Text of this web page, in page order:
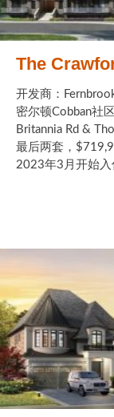
The
开发商：
密尔顿Cobban社区
Britannia Rd &
最后两套，
2023年3月开始入